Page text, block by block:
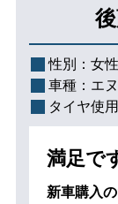
性別： 女性
車種： エ
タイヤ使
満足で
新車購入